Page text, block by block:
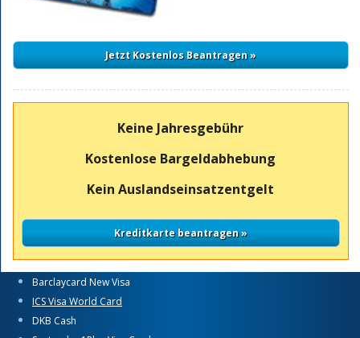
Keine Jahresgebühr
Kostenlose Bargeldabhebung
Kein Auslandseinsatzentgelt
Barclaycard New Visa
ICS Visa World Card
DKB Cash